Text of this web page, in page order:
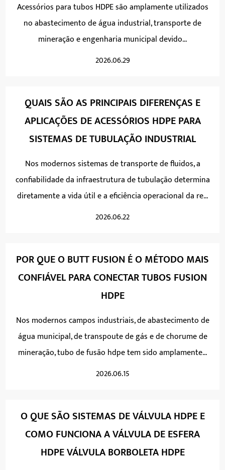
Acessórios para tubos HDPE são amplamente utilizados
no abastecimento de água industrial, transporte de
mineração e engenharia municipal devido...
2026.06.29
QUAIS SÃO AS PRINCIPAIS DIFERENÇAS E
APLICAÇÕES DE ACESSÓRIOS HDPE PARA
SISTEMAS DE TUBULAÇÃO INDUSTRIAL
Nos modernos sistemas de transporte de fluidos, a
confiabilidade da infraestrutura de tubulação determina
diretamente a vida útil e a eficiência operacional da re...
2026.06.22
POR QUE O BUTT FUSION É O MÉTODO MAIS
CONFIÁVEL PARA CONECTAR TUBOS FUSION
HDPE
Nos modernos campos industriais, de abastecimento de
água municipal, de transpoute de gás e de chorume de
mineração, tubo de fusão hdpe tem sido amplamente...
2026.06.15
O QUE SÃO SISTEMAS DE VÁLVULA HDPE E
COMO FUNCIONA A VÁLVULA DE ESFERA
HDPE VÁLVULA BORBOLETA HDPE